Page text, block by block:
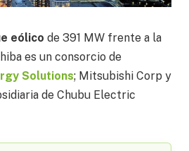
eólico de 391 MW frente a la
es un consorcio de
Solutions; Mitsubishi Corp y
de Chubu Electric